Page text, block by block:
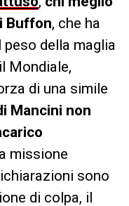
Buffon, che ha
della maglia
Mondiale,
di una simile
Mancini non
missione
sono
di colpa, il